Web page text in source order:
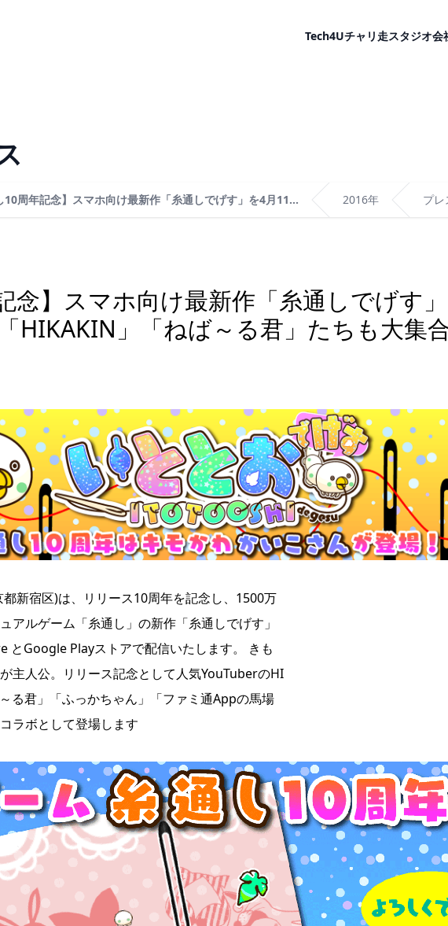
Tech4Uチャリ走スタジオ会
10周年記念】スマホ向け最新作「糸通しでげす」を4月11... 2016年 プレ
念】スマホ向け最新作「糸通しでげす
HIKAKIN」「ねば～る君」たちも大集合
新宿区)は、リリース10周年を記念し、1500万
アルゲーム「糸通し」の新作「糸通しでげす」
とGoogle Playストアで配信いたします。 きも
主人公。リリース記念として人気YouTuberのHI
る君」「ふっかちゃん」「ファミ通Appの馬場
ラボとして登場します